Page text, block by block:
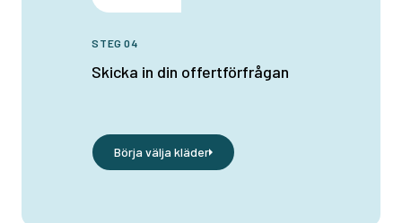
STEG 04
Skicka in din offertförfrågan
Börja välja kläder